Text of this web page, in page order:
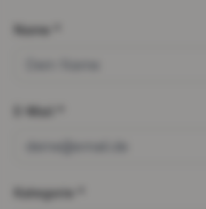
Name *
Kategorie *